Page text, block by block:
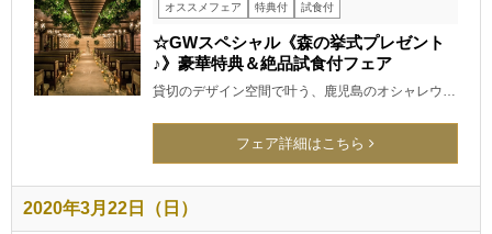
オススメフェア 特典付 試食付
☆GWスペシャル《森の挙式プレゼント
♪》豪華特典＆絶品試食付フェア
貸切のデザイン空間で叶う、鹿児島のオシャレウ…
フェア詳細はこちら
2020年3月22日（日）